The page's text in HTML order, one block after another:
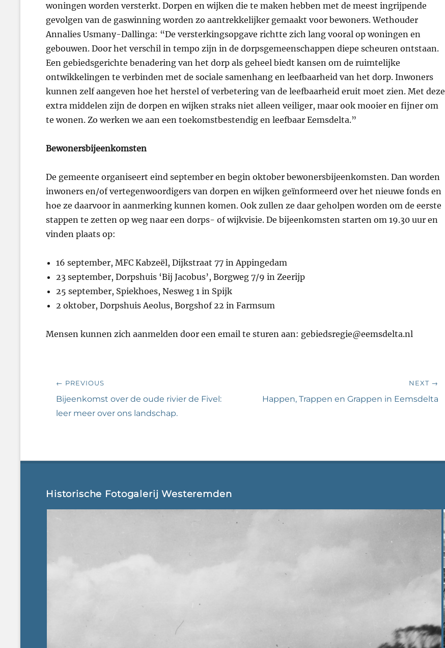
woningen worden versterkt. Dorpen en wijken die te maken hebben met de meest ingrijpende
gevolgen van de gaswinning worden zo aantrekkelijker gemaakt voor bewoners. Wethouder
Annalies Usmany-Dallinga: “De versterkingsopgave richtte zich lang vooral op woningen en
gebouwen. Door het verschil in tempo zijn in de dorpsgemeenschappen diepe scheuren ontstaan.
Een gebiedsgerichte benadering van het dorp als geheel biedt kansen om de ruimtelijke
ontwikkelingen te verbinden met de sociale samenhang en leefbaarheid van het dorp. Inwoners
kunnen zelf aangeven hoe het herstel of verbetering van de leefbaarheid eruit moet zien. Met deze
extra middelen zijn de dorpen en wijken straks niet alleen veiliger, maar ook mooier en fijner om
te wonen. Zo werken we aan een toekomstbestendig en leefbaar Eemsdelta.”
Bewonersbijeenkomsten
De gemeente organiseert eind september en begin oktober bewonersbijeenkomsten. Dan worden
inwoners en/of vertegenwoordigers van dorpen en wijken geïnformeerd over het nieuwe fonds en
hoe ze daarvoor in aanmerking kunnen komen. Ook zullen ze daar geholpen worden om de eerste
stappen te zetten op weg naar een dorps- of wijkvisie. De bijeenkomsten starten om 19.30 uur en
vinden plaats op:
16 september, MFC Kabzeël, Dijkstraat 77 in Appingedam
23 september, Dorpshuis ‘Bij Jacobus’, Borgweg 7/9 in Zeerijp
25 september, Spiekhoes, Nesweg 1 in Spijk
2 oktober, Dorpshuis Aeolus, Borgshof 22 in Farmsum
Mensen kunnen zich aanmelden door een email te sturen aan: gebiedsregie@eemsdelta.nl
Bericht
navigatie
← PREVIOUS
Previous
post:
Bijeenkomst over de oude rivier de Fivel:
leer meer over ons landschap.
NEXT →
Next
Happen, Trappen en Grappen in Eemsdelta
Historische Fotogalerij Westeremden